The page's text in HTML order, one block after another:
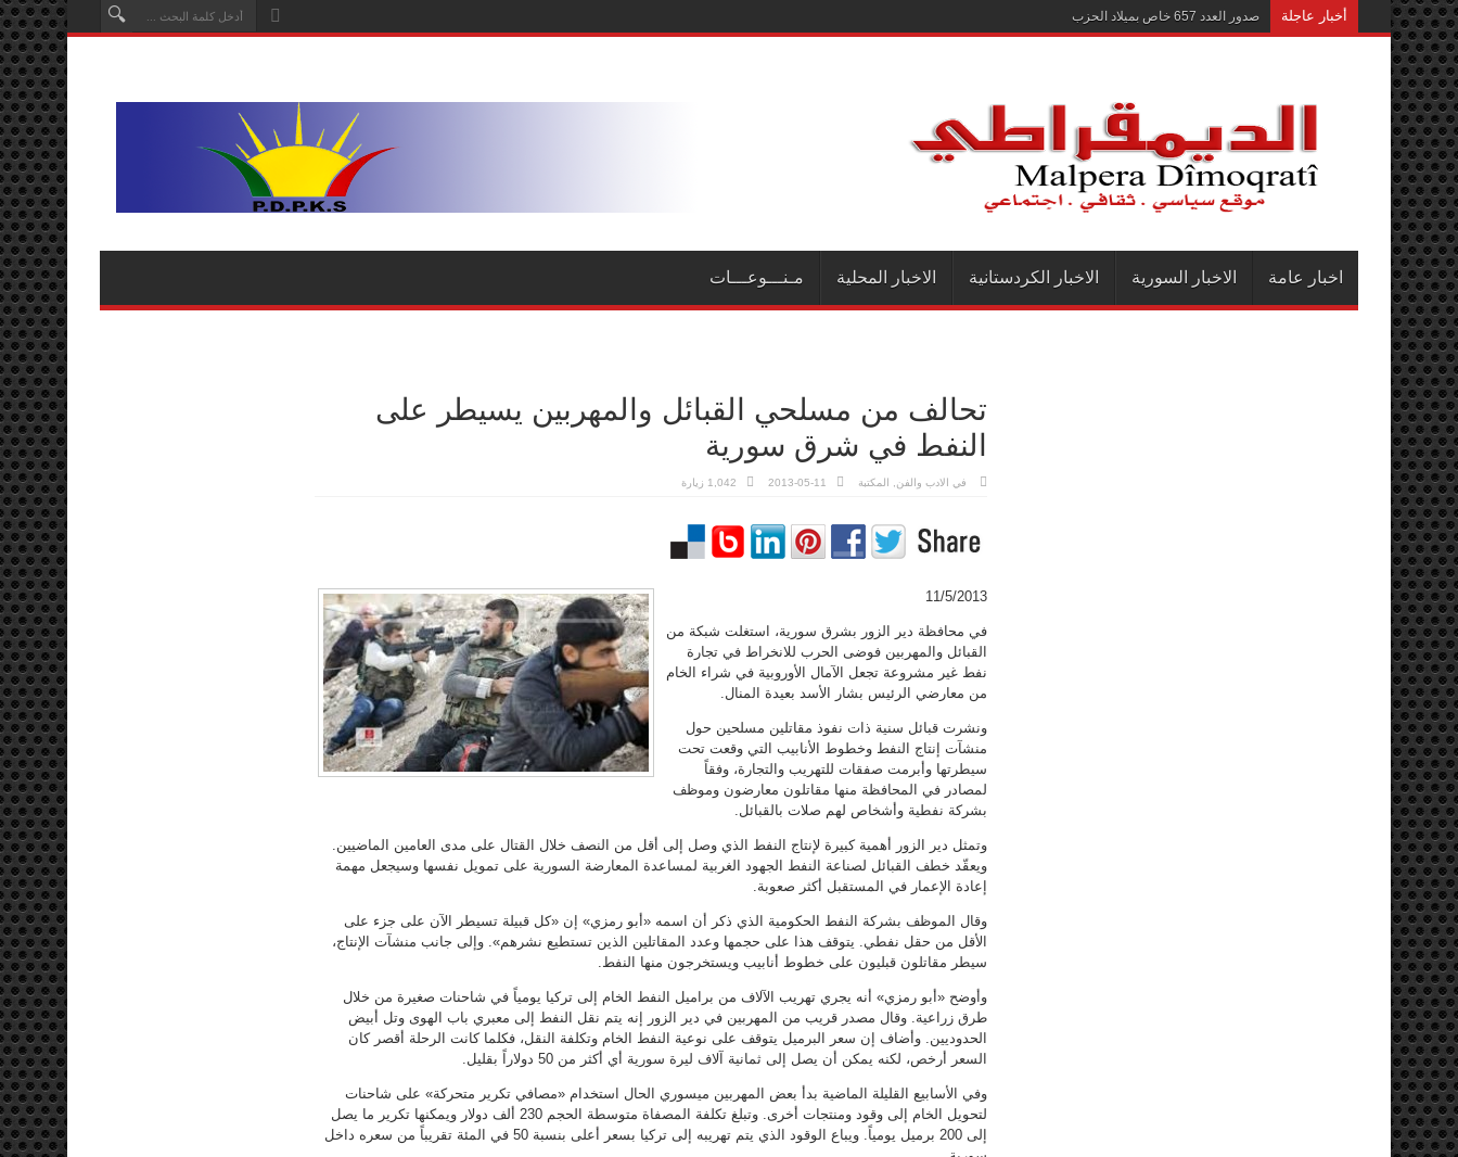
أخبار عاجلة صدور العدد 657 خاص بميلاد الحزب
اخبار عامة الاخبار السورية الاخبار الكردستانية الاخبار المحلية مـنـــوعـــات
تحالف من مسلحي القبائل والمهربين يسيطر على
النفط في شرق سورية
في الادب والفن المكتبة 2013-05-11 1,042 زيارة
11/5/2013
في محافظة دير الزور بشرق سورية، استغلت شبكة من
القبائل والمهربين فوضى الحرب للانخراط في تجارة
نفط غير مشروعة تجعل الآمال الأوروبية في شراء الخام
من معارضي الرئيس بشار الأسد بعيدة المنال.
ونشرت قبائل سنية ذات نفوذ مقاتلين مسلحين حول
منشآت إنتاج النفط وخطوط الأنابيب التي وقعت تحت
سيطرتها وأبرمت صفقات للتهريب والتجارة، وفقاً
لمصادر في المحافظة منها مقاتلون معارضون وموظف
بشركة نفطية وأشخاص لهم صلات بالقبائل.
وتمثل دير الزور أهمية كبيرة لإنتاج النفط الذي وصل إلى أقل من النصف خلال القتال على مدى العامين الماضيين.
ويعقّد خطف القبائل لصناعة النفط الجهود الغربية لمساعدة المعارضة السورية على تمويل نفسها وسيجعل مهمة
إعادة الإعمار في المستقبل أكثر صعوبة.
وقال الموظف بشركة النفط الحكومية الذي ذكر أن اسمه «أبو رمزي» إن «كل قبيلة تسيطر الآن على جزء على
الأقل من حقل نفطي. يتوقف هذا على حجمها وعدد المقاتلين الذين تستطيع نشرهم». وإلى جانب منشآت الإنتاج،
سيطر مقاتلون قبليون على خطوط أنابيب ويستخرجون منها النفط.
وأوضح «أبو رمزي» أنه يجري تهريب الآلاف من براميل النفط الخام إلى تركيا يومياً في شاحنات صغيرة من خلال
طرق زراعية. وقال مصدر قريب من المهربين في دير الزور إنه يتم نقل النفط إلى معبري باب الهوى وتل أبيض
الحدوديين. وأضاف إن سعر البرميل يتوقف على نوعية النفط الخام وتكلفة النقل، فكلما كانت الرحلة أقصر كان
السعر أرخص، لكنه يمكن أن يصل إلى ثمانية آلاف ليرة سورية أي أكثر من 50 دولاراً بقليل.
وفي الأسابيع القليلة الماضية بدأ بعض المهربين ميسوري الحال استخدام «مصافي تكرير متحركة» على شاحنات
لتحويل الخام إلى وقود ومنتجات أخرى. وتبلغ تكلفة المصفاة متوسطة الحجم 230 ألف دولار ويمكنها تكرير ما يصل
إلى 200 برميل يومياً. ويباع الوقود الذي يتم تهريبه إلى تركيا بسعر أعلى بنسبة 50 في المئة تقريباً من سعره داخل